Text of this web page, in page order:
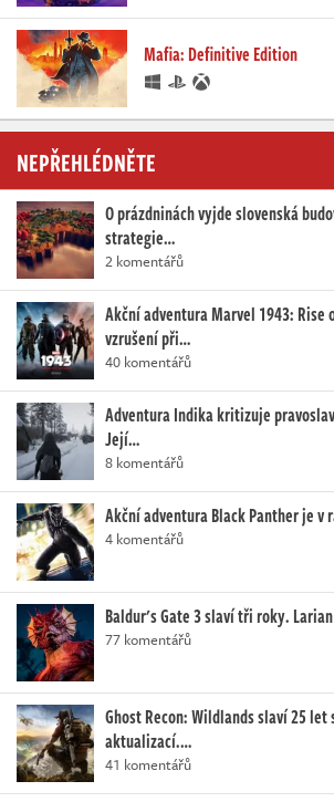
Mafia: Definitive Edition
NEPŘEHLÉDNĚTE
O prázdninách vyjde slovenská
strategie…
2 komentářů
Akční adventura Marvel 1943: Rise
vzrušení při…
40 komentářů
Adventura Indika kritizuje
Její…
8 komentářů
Akční adventura Black Panther je v
4 komentářů
Baldur's Gate 3 slaví tři roky.
77 komentářů
Ghost Recon: Wildlands slaví 25
aktualizací.…
41 komentářů